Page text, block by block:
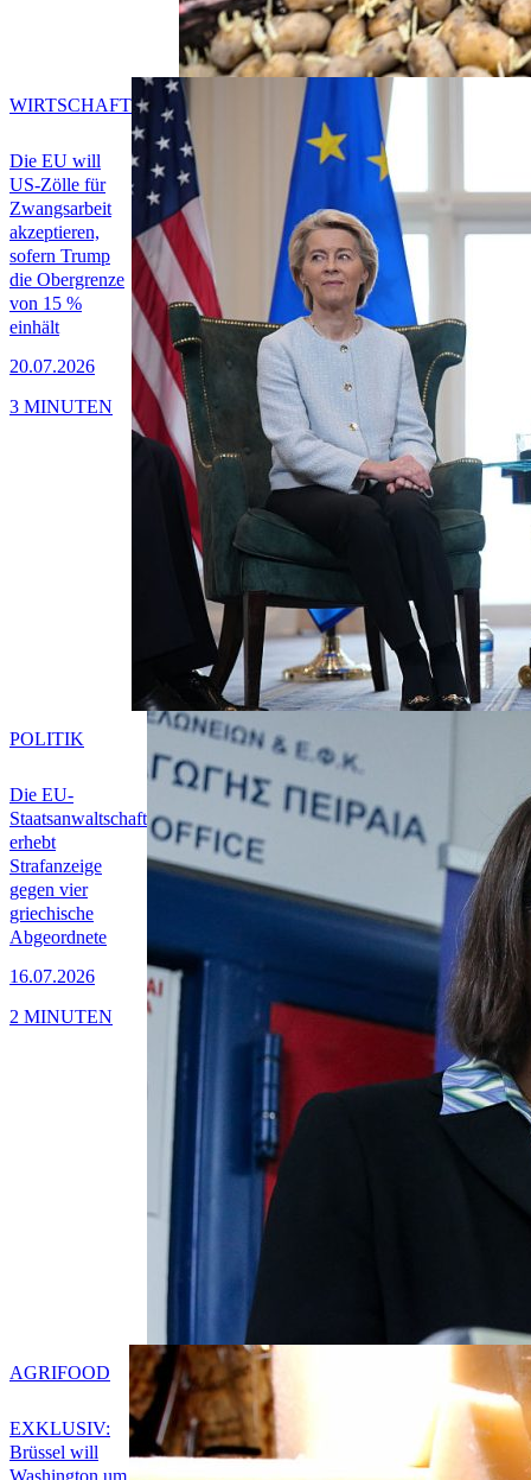
Die EU will
US-Zölle für
Zwangsarbeit
akzeptieren,
sofern Trump
die Obergrenze
von 15 %
einhält
20.07.2026
WIRTSCHAFT
3 MINUTEN
Die EU-
Staatsanwaltschaft
erhebt
Strafanzeige
gegen vier
griechische
Abgeordnete
16.07.2026
POLITIK
2 MINUTEN
EXKLUSIV:
Brüssel will
AGRIFOOD